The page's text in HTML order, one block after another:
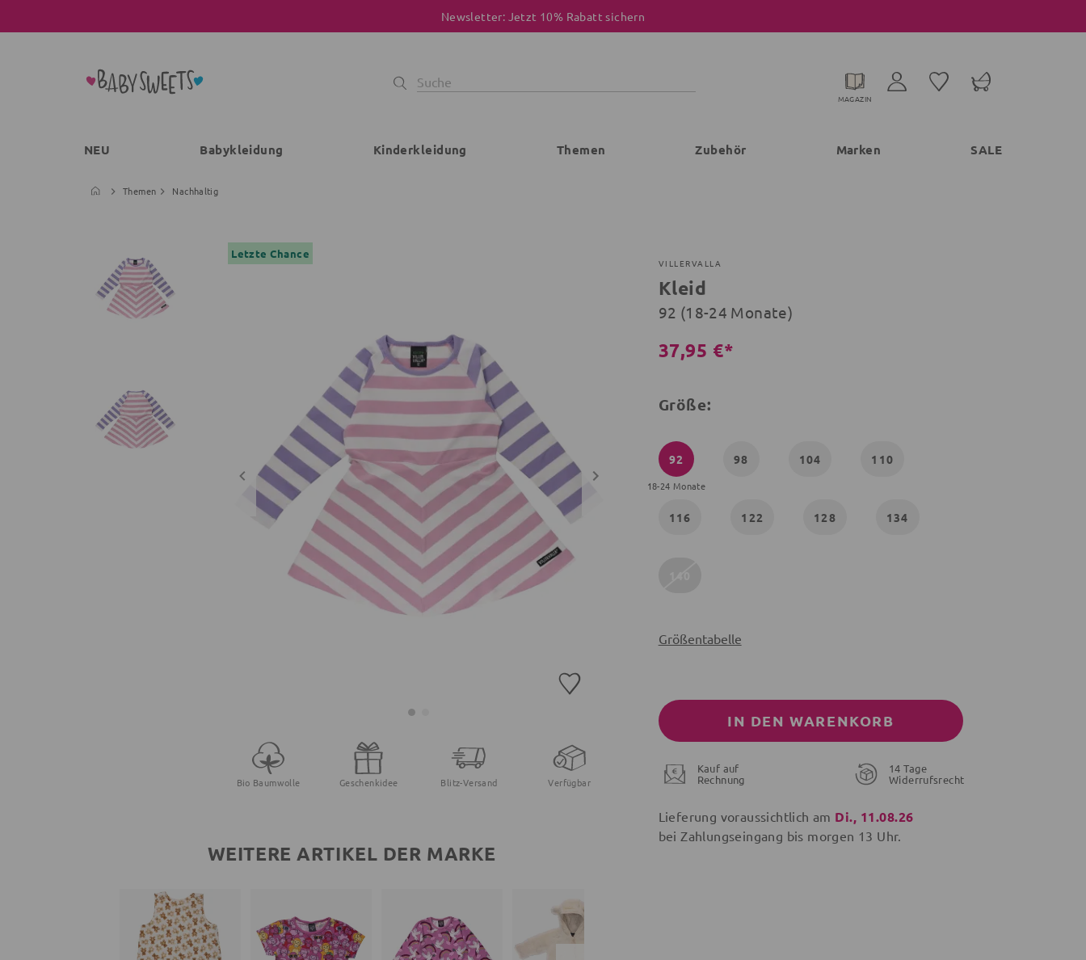
Newsletter: Jetzt 10% Rabatt sichern
MAGAZIN
NEU Babykleidung Kinderkleidung Themen Zubehör Marken SALE
Themen Nachhaltig
Letzte Chance
Bio Baumwolle Geschenkidee Blitz-Versand Verfügbar
WEITERE ARTIKEL DER MARKE
VILLERVALLA
Kleid
92 (18-24 Monate)
37,95 €*
Größe:
92
18-24 Monate
98 104 110
116 122 128 134
Größentabelle
IN DEN WARENKORB
Kauf auf
Rechnung
14 Tage
Widerrufsrecht
Lieferung voraussichtlich am Di., 11.08.26
bei Zahlungseingang bis morgen 13 Uhr.